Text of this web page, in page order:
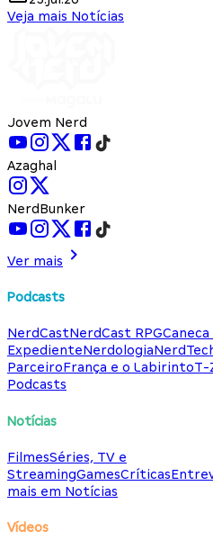
Veja mais Notícias
Jovem Nerd
Azaghal
NerdBunker
Ver mais
Podcasts
NerdCastNerdCast RPGCaneca
ExpedienteNerdologia
ParceiroFrança e o LabirintoT-
Podcasts
Notícias
FilmesSéries, TV e
StreamingGamesCríticas
mais em Notícias
Vídeos